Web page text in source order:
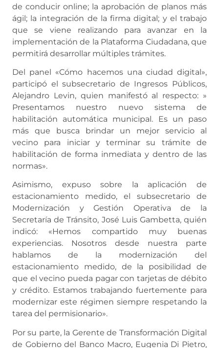
de conducir online; la aprobación de planos más
ágil; la integración de la firma digital; y el trabajo
que se viene realizando para avanzar en la
implementación de la Plataforma Ciudadana, que
permitirá desarrollar múltiples trámites.
Del panel «Cómo hacemos una ciudad digital»,
participó el subsecretario de Ingresos Públicos,
Alejandro Levin, quien manifestó al respecto: »
Presentamos nuestro nuevo sistema de
habilitación automática municipal. Es un paso
más que busca brindar un mejor servicio al
vecino para iniciar y terminar su trámite de
habilitación de forma inmediata y dentro de las
normas».
Asimismo, expuso sobre la aplicación de
estacionamiento medido, el subsecretario de
Modernización y Gestión Operativa de la
Secretaría de Tránsito, José Luis Gambetta, quién
indicó: «Hemos compartido muy buenas
experiencias. Nosotros desde nuestra parte
hablamos de la modernización del
estacionamiento medido, de la posibilidad de
que el vecino pueda pagar con tarjetas de débito
y crédito. Estamos trabajando fuertemente para
modernizar este régimen siempre respetando la
tarea del permisionario».
Por su parte, la Gerente de Transformación Digital
de Gobierno del Banco Macro, Eugenia Di Pietro,